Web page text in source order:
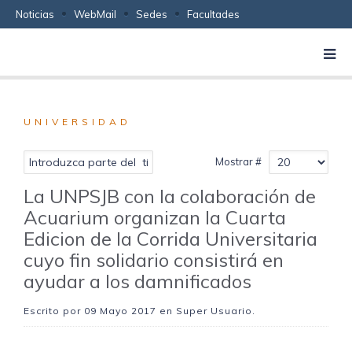
Noticias WebMail Sedes Facultades
UNIVERSIDAD
Mostrar #
La UNPSJB con la colaboración de
Acuarium organizan la Cuarta
Edicion de la Corrida Universitaria
cuyo fin solidario consistirá en
ayudar a los damnificados
Escrito por 09 Mayo 2017 en Super Usuario.